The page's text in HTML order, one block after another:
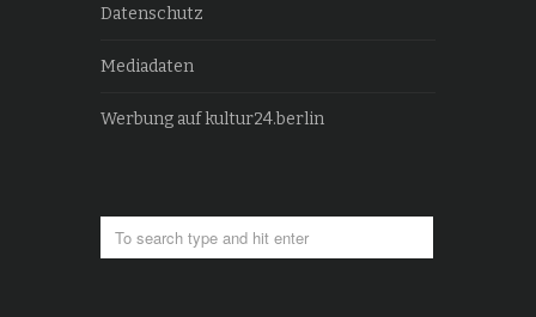
Datenschutz
Mediadaten
Werbung auf kultur24.berlin